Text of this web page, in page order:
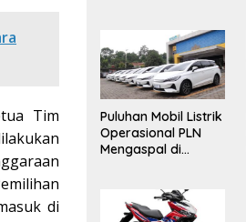
Tim
di
Puluhan Mobil Listrik
Operasional PLN
Mengaspal di
Emission